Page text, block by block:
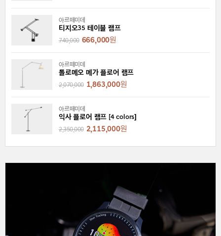
아르떼미데
티지오35 테이블 램프
740,000 666,000원
아르떼미데
톨로메오 메가 플로어 램프
2,070,000 1,863,000원
아르떼미데
익사 플로어 램프 [4 colors]
2,350,000 2,115,000원